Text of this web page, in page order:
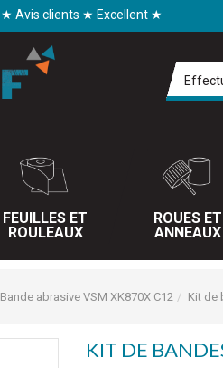
★ Avis clients ★ Excellent ★
FEUILLES ET
ROULEAUX
ROUES ET
ANNEAUX
Bande abrasive VSM XK870X C12 Kit de
KIT DE